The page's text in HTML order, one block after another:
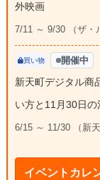
外映画
7/11 ～ 9/30 （ザ・
買い物 開催中
新天町デジタル商
い方と11月30日の
6/15 ～ 11/30 （新天
イベントカレ